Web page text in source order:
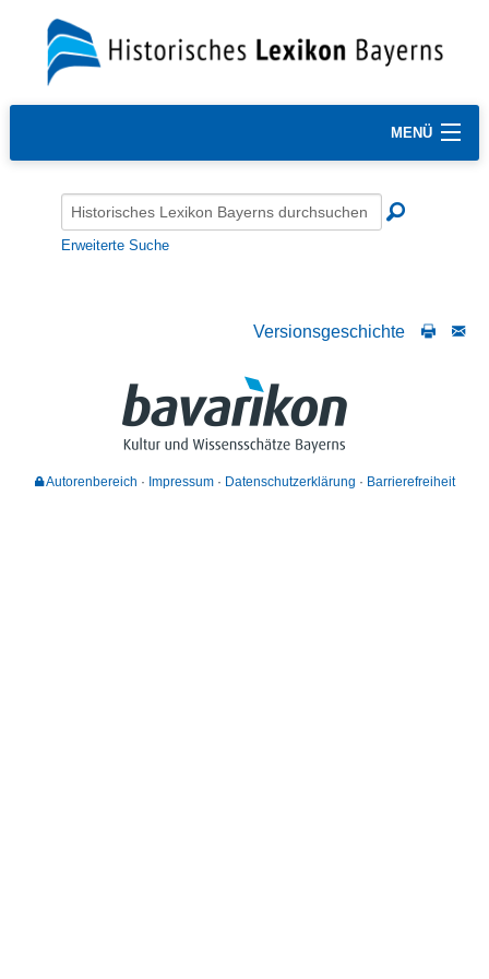
MENÜ
Erweiterte Suche
Versionsgeschichte
Autorenbereich Impressum Datenschutzerklärung Barrierefreiheit